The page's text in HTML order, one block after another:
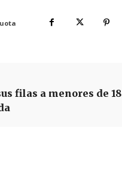
filas a menores de 18